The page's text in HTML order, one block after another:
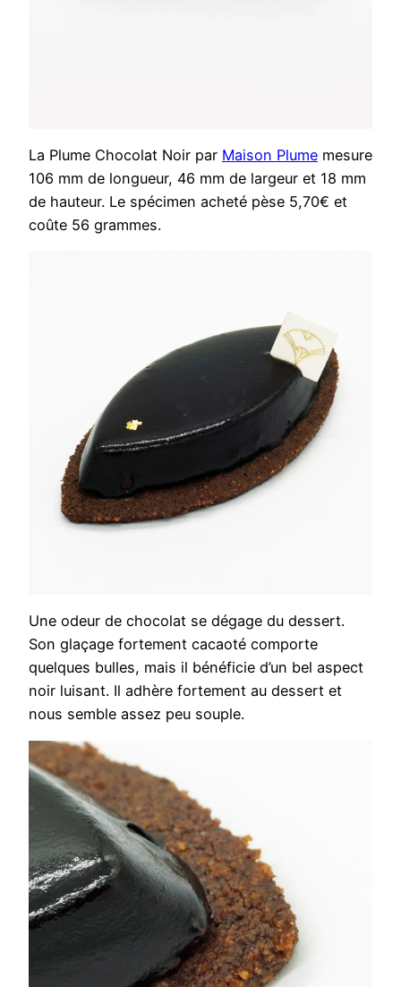
La Plume Chocolat Noir par Maison Plume mesure
106 mm de longueur, 46 mm de largeur et 18 mm
de hauteur. Le spécimen acheté pèse 5,70€ et
coûte 56 grammes.
Une odeur de chocolat se dégage du dessert.
Son glaçage fortement cacaoté comporte
quelques bulles, mais il bénéficie d’un bel aspect
noir luisant. Il adhère fortement au dessert et
nous semble assez peu souple.